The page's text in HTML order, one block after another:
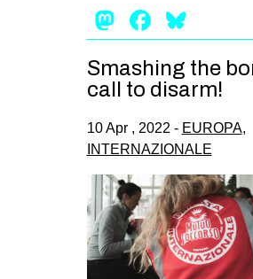
MIGRAZIONI
REPRESSIONE
CULTURE
ARTE
CINEMA
MANIFESTI
MUSICA
Mastodon
Smashing the
call to disarm!
10 Apr , 2022 - EUROPA,
INTERNAZIONALE